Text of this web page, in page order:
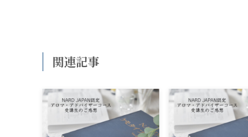
関連記事